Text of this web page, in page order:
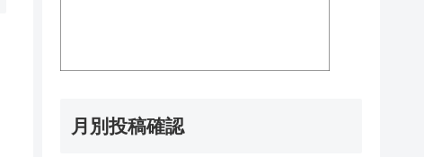
月別投稿確認